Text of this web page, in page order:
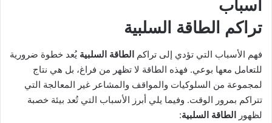
أسباب
تراكم الطاقة السلبية
فهم الأسباب التي تؤدي إلى تراكم الطاقة السلبية يُعد خطوة ضرورية
للتعامل معها بوعي. فهذه الطاقة لا تظهر من فراغ، بل هي نتاج
لمجموعة من السلوكيات والمواقف والمشاعر غير المعالجة التي
تتراكم بمرور الوقت. وفيما يلي أبرز الأسباب التي تُعد بيئة خصبة
لظهور
الطاقة السلبية: